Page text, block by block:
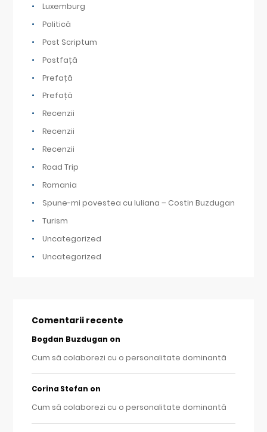
Luxemburg
Politică
Post Scriptum
Postfață
Prefață
Prefață
Recenzii
Recenzii
Recenzii
Road Trip
Romania
Spune-mi povestea cu Iuliana – Costin Buzdugan
Turism
Uncategorized
Uncategorized
Comentarii recente
Bogdan Buzdugan on
Cum să colaborezi cu o personalitate dominantă
Corina Stefan on
Cum să colaborezi cu o personalitate dominantă